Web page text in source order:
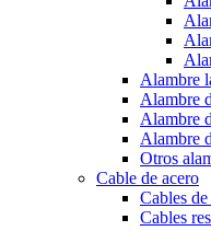
Alambre
Alambre
Alambre
Alambre
Otros
Cable de acero
Cables
Cables